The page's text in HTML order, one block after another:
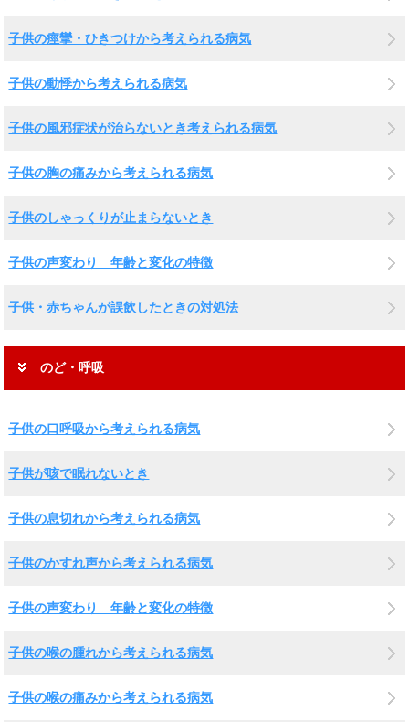
子供の痙攣・ひきつけから考えられる病気
子供の動悸から考えられる病気
子供の風邪症状が治らないとき考えられる病気
子供の胸の痛みから考えられる病気
子供のしゃっくりが止まらないとき
子供の声変わり 年齢と変化の特徴
子供・赤ちゃんが誤飲したときの対処法
のど・呼吸
子供の口呼吸から考えられる病気
子供が咳で眠れないとき
子供の息切れから考えられる病気
子供のかすれ声から考えられる病気
子供の声変わり 年齢と変化の特徴
子供の喉の腫れから考えられる病気
子供の喉の痛みから考えられる病気